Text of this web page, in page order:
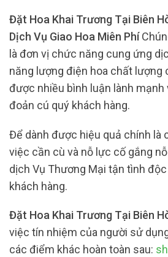
Đặt Hoa Khai Trương Tại Biên
Dịch Vụ Giao Hoa Miên Phí
là đơn vị chức năng cung ứng
năng lượng điện hoa chất lượng
được nhiều bình luận lành
đoản cú quý khách hàng.
Để dành được hiệu quả chính là
việc cần cù và nỗ lực cố gắng
dịch Vụ Thương Mại tận tình
khách hàng.
Đặt Hoa Khai Trương Tại Biên
việc tín nhiệm của người sử
các điểm khác hoàn toàn sau: